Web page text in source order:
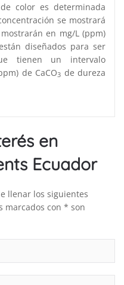
color es determinada
se mostrará
en mg/L (ppm)
diseñados para ser
tienen un intervalo
de CaCO3 de dureza
en
Ecuador
llenar los siguientes
marcados con * son